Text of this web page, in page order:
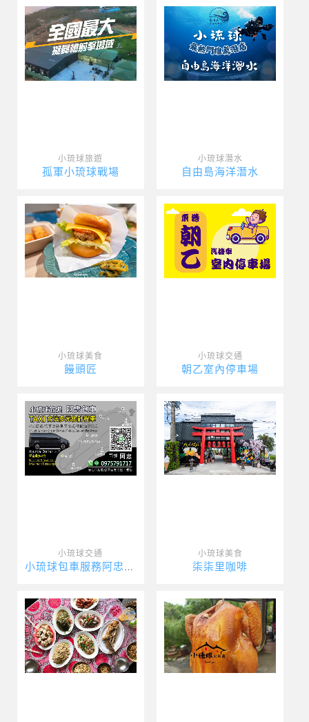
小琉球旅遊
孤軍小琉球戰場
小琉球潛水
自由島海洋潛水
小琉球美食
饅頭匠
小琉球交通
朝乙室內停車場
小琉球交通 小琉球美食
柒柒里咖啡